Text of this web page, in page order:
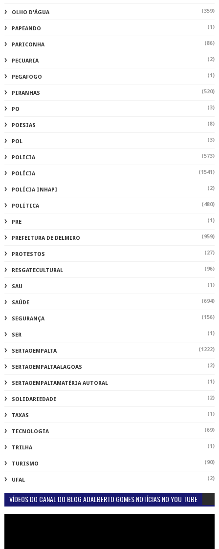
OLHO D'ÁGUA (359)
PAPEANDO (1)
PARICONHA (86)
PECUARIA (2)
PEGAFOGO (1)
PIRANHAS (520)
PO (3)
POESIAS (8)
POL (3)
POLICIA (573)
POLÍCIA (1541)
POLÍCIA INHAPI (2)
POLÍTICA (480)
PRE (1)
PREFEITURA DE DELMIRO (959)
PROTESTOS (27)
RESGATECULTURAL (96)
SAU (1)
SAÚDE (694)
SEGURANÇA (156)
SER (1)
SERTAOEMPALTA (1222)
SERTAOEMPALTAALAGOAS (2)
SERTAOEMPALTAMATÉRIA AUTORAL (1)
SOLIDARIEDADE (2)
TAXAS (1)
TECNOLOGIA (69)
TRILHA (1)
TURISMO (90)
UFAL (2)
VÍDEOS DO CANAL DO BLOG ADALBERTO GOMES NOTÍCIAS NO YOU TUBE